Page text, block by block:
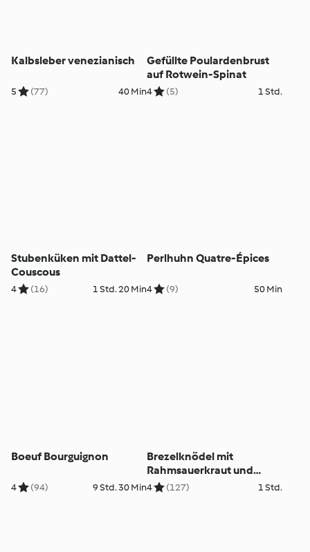
Kalbsleber venezianisch
5 (77) 40 Min
Gefüllte Poulardenbrust
auf Rotwein-Spinat
4 (5) 1 Std.
Stubenküken mit Dattel-
Couscous
4 (16) 1 Std. 20 Min
Perlhuhn Quatre-Épices
4 (9) 50 Min
Boeuf Bourguignon
4 (94) 9 Std. 30 Min
Brezelknödel mit
Rahmsauerkraut und
Leberkäse
4 (127) 1 Std.